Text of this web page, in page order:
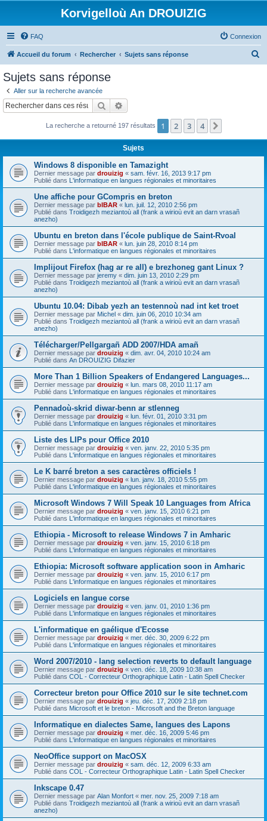
Korvigelloù An DROUIZIG
FAQ Connexion
Accueil du forum Rechercher Sujets sans réponse
c
Sujets sans réponse
Aller sur la recherche avancée
Rechercher
La recherche a retourné 197 résultats 1 2 3 4
Sujets
Windows 8 disponible en Tamazight
Dernier message par drouizig « sam. févr. 16, 2013 9:17 pm
Publié dans L'informatique en langues régionales et minoritaires
Une affiche pour GCompris en breton
Dernier message par bIBAR « lun. juil. 12, 2010 2:56 pm
Publié dans Troidigezh meziantoù all (frank a wirioù evit an darn vrasañ
anezho)
Ubuntu en breton dans l'école publique de Saint-Rvoal
Dernier message par bIBAR « lun. juin 28, 2010 8:14 pm
Publié dans L'informatique en langues régionales et minoritaires
Implijout Firefox (hag ar re all) e brezhoneg gant Linux ?
Dernier message par jeremy « dim. juin 13, 2010 2:29 pm
Publié dans Troidigezh meziantoù all (frank a wirioù evit an darn vrasañ
anezho)
Ubuntu 10.04: Dibab yezh an testennoù nad int ket troet
Dernier message par Michel « dim. juin 06, 2010 10:34 am
Publié dans Troidigezh meziantoù all (frank a wirioù evit an darn vrasañ
anezho)
Télécharger/Pellgargañ ADD 2007/HDA amañ
Dernier message par drouizig « dim. avr. 04, 2010 10:24 am
Publié dans An DROUIZIG Difazier
More Than 1 Billion Speakers of Endangered Languages...
Dernier message par drouizig « lun. mars 08, 2010 11:17 am
Publié dans L'informatique en langues régionales et minoritaires
Pennadoù-skrid diwar-benn ar stlenneg
Dernier message par drouizig « lun. févr. 01, 2010 3:31 pm
Publié dans L'informatique en langues régionales et minoritaires
Liste des LIPs pour Office 2010
Dernier message par drouizig « ven. janv. 22, 2010 5:35 pm
Publié dans L'informatique en langues régionales et minoritaires
Le K barré breton a ses caractères officiels !
Dernier message par drouizig « lun. janv. 18, 2010 5:55 pm
Publié dans L'informatique en langues régionales et minoritaires
Microsoft Windows 7 Will Speak 10 Languages from Africa
Dernier message par drouizig « ven. janv. 15, 2010 6:21 pm
Publié dans L'informatique en langues régionales et minoritaires
Ethiopia - Microsoft to release Windows 7 in Amharic
Dernier message par drouizig « ven. janv. 15, 2010 6:18 pm
Publié dans L'informatique en langues régionales et minoritaires
Ethiopia: Microsoft software application soon in Amharic
Dernier message par drouizig « ven. janv. 15, 2010 6:17 pm
Publié dans L'informatique en langues régionales et minoritaires
Logiciels en langue corse
Dernier message par drouizig « ven. janv. 01, 2010 1:36 pm
Publié dans L'informatique en langues régionales et minoritaires
L'informatique en gaélique d'Ecosse
Dernier message par drouizig « mer. déc. 30, 2009 6:22 pm
Publié dans L'informatique en langues régionales et minoritaires
Word 2007/2010 - lang selection reverts to default language
Dernier message par drouizig « ven. déc. 18, 2009 10:38 am
Publié dans COL - Correcteur Orthographique Latin - Latin Spell Checker
Correcteur breton pour Office 2010 sur le site technet.com
Dernier message par drouizig « jeu. déc. 17, 2009 2:18 pm
Publié dans Microsoft et le breton - Microsoft and the Breton language
Informatique en dialectes Same, langues des Lapons
Dernier message par drouizig « mer. déc. 16, 2009 5:46 pm
Publié dans L'informatique en langues régionales et minoritaires
NeoOffice support on MacOSX
Dernier message par drouizig « sam. déc. 12, 2009 6:33 am
Publié dans COL - Correcteur Orthographique Latin - Latin Spell Checker
Inkscape 0.47
Dernier message par Alan Monfort « mer. nov. 25, 2009 7:18 am
Publié dans Troidigezh meziantoù all (frank a wirioù evit an darn vrasañ
anezho)